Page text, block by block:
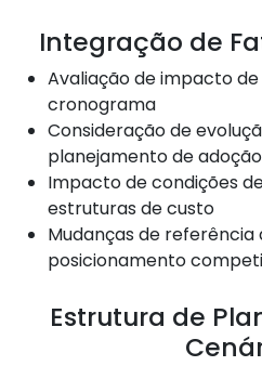
Integração de
Avaliação de impacto
cronograma
Consideração de
planejamento de adoção
Impacto de condições
estruturas de custo
Mudanças de referência
posicionamento
Estrutura de